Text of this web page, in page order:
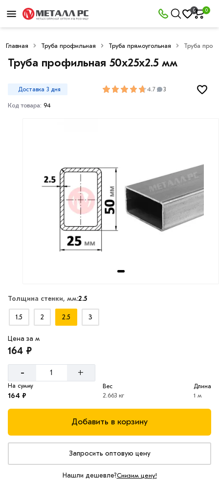
0 0
Главная Труба профильная Труба прямоугольная Труба
Труба профильная 50х25х2.5 мм
Доставка 3 дня 4.7 3
Код товара: 94
Толщина стенки, мм:2.5
1.5 2 2.5 3
Цена за м
164 ₽
- +
На сумму
164 ₽
Вес
2.663 кг
Длина
1 м
Добавить в корзину
Запросить оптовую цену
Нашли дешевле?Снизим цену!